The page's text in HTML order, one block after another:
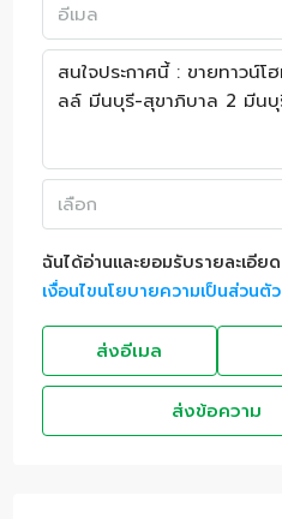
เลือก
ฉันได้อ่านและยอมรับรายละเอียด
เงื่อนไขนโยบายความเป็นส่วนตัว
ส่งอีเมล
ส่งข้อความ